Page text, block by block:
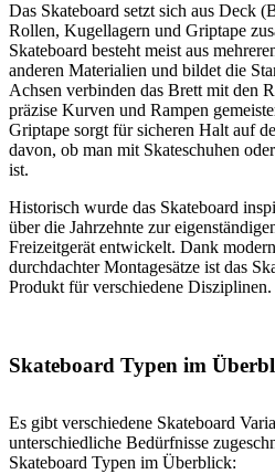
Das Skateboard setzt sich aus Deck
Rollen, Kugellagern und Griptape
Skateboard besteht meist aus
anderen Materialien und bildet die
Achsen verbinden das Brett mit den
präzise Kurven und Rampen
Griptape sorgt für sicheren Halt auf
davon, ob man mit Skateschuhen
ist.
Historisch wurde das Skateboard
über die Jahrzehnte zur
Freizeitgerät entwickelt. Dank
durchdachter Montagesätze ist das
Produkt für verschiedene Disziplinen.
Skateboard Typen im
Es gibt verschiedene Skateboard
unterschiedliche Bedürfnisse
Skateboard Typen im Überblick: